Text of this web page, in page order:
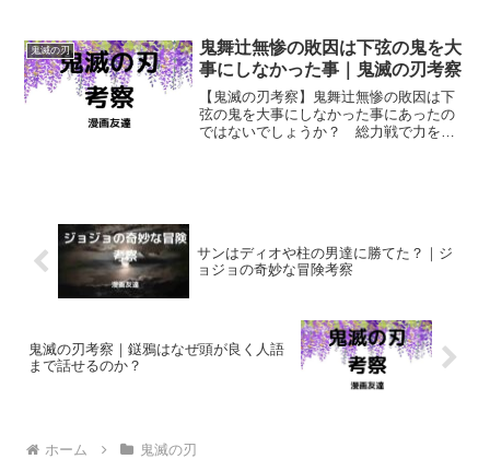
そうですが。
鬼滅の刃
鬼舞辻無惨の敗因は下弦の鬼を大
事にしなかった事｜鬼滅の刃考察
【鬼滅の刃考察】鬼舞辻無惨の敗因は下
弦の鬼を大事にしなかった事にあったの
ではないでしょうか？ 総力戦で力を出
サンはディオや柱の男達に勝てた？｜ジ
ョジョの奇妙な冒険考察
鬼滅の刃考察｜鎹鴉はなぜ頭が良く人語
まで話せるのか？
ホーム 鬼滅の刃